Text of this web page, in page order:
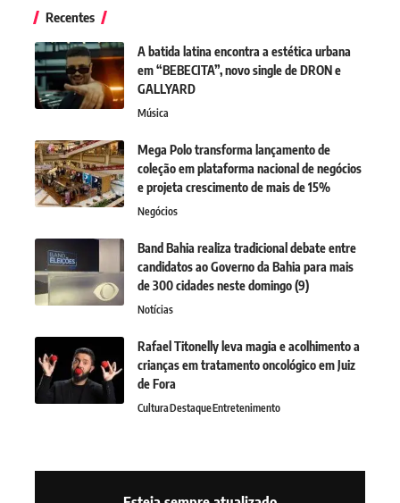
Recentes
A batida latina encontra a estética urbana
em “BEBECITA”, novo single de DRON e
GALLYARD
Música
Mega Polo transforma lançamento de
coleção em plataforma nacional de negócios
e projeta crescimento de mais de 15%
Negócios
Band Bahia realiza tradicional debate entre
candidatos ao Governo da Bahia para mais
de 300 cidades neste domingo (9)
Notícias
Rafael Titonelly leva magia e acolhimento a
crianças em tratamento oncológico em Juiz
de Fora
CulturaDestaqueEntretenimento